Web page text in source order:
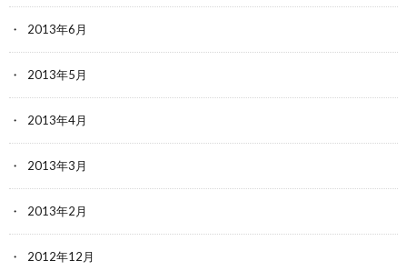
2013年6月
2013年5月
2013年4月
2013年3月
2013年2月
2012年12月